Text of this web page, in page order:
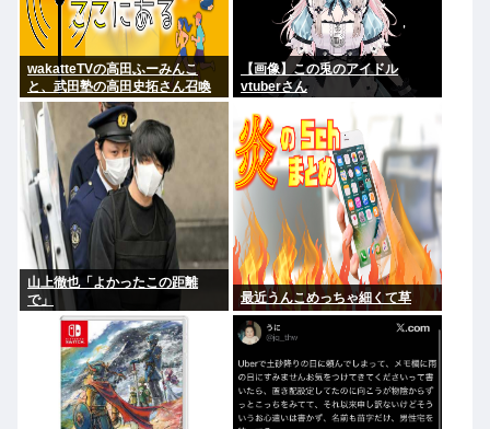
wakatteTVの高田ふーみんこ
と、武田塾の高田史拓さん召喚
スレ
【画像】この兎のアイドル
vtuberさん
山上徹也「よかったこの距離
で」
最近うんこめっちゃ細くて草